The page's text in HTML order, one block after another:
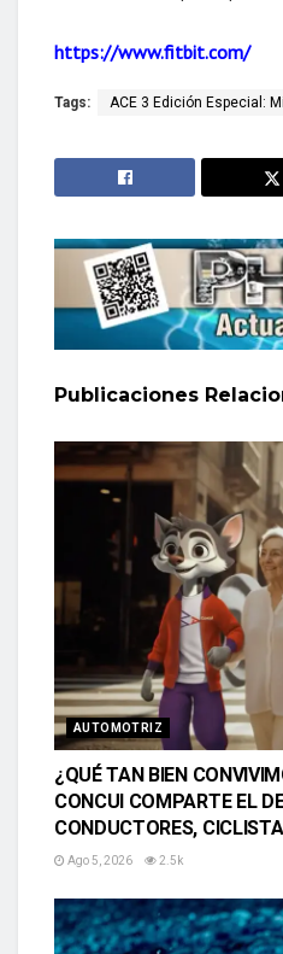
https://www.fitbit.com/
Tags: ACE 3 Edición Especial:
Publicaciones
AUTOMOTRIZ
¿QUÉ TAN BIEN
CONCUI COMPARTE EL
CONDUCTORES,
Ago 5, 2026 2.5k